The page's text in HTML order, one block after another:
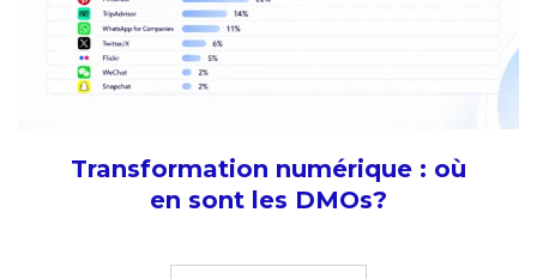
Transformation numérique : où
en sont les DMOs?